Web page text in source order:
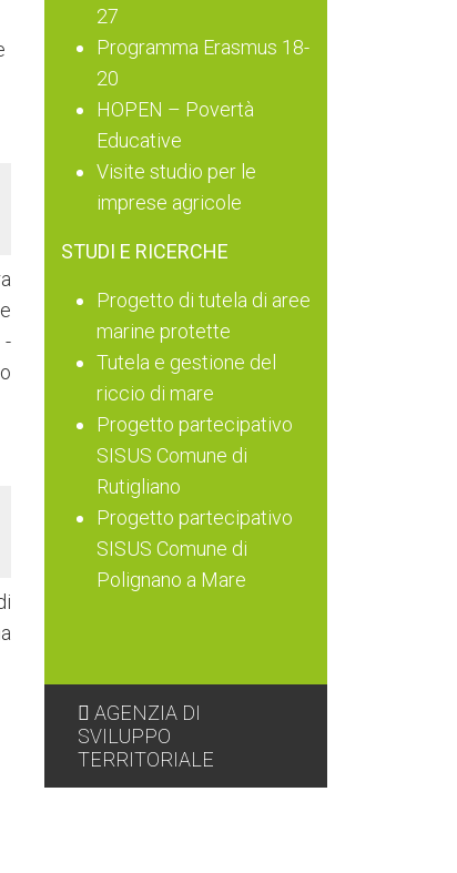
-
27
Programma Erasmus 18-
20
HOPEN – Povertà
Educative
Visite studio per le
imprese agricole
STUDI E RICERCHE
Progetto di tutela di aree
marine protette
Tutela e gestione del
riccio di mare
Progetto partecipativo
SISUS Comune di
Rutigliano
Progetto partecipativo
SISUS Comune di
Polignano a Mare
AGENZIA DI
SVILUPPO
TERRITORIALE